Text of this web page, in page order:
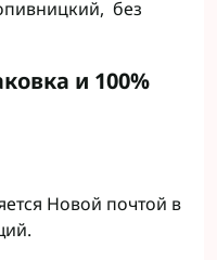
без
и 100%
Новой почтой в